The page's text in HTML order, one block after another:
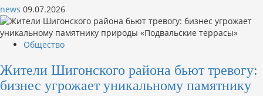
news 09.07.2026
Общество
Жители Шигонского района бьют тревогу:
бизнес угрожает уникальному памятнику